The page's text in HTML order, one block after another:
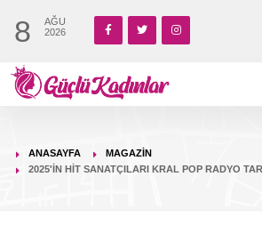
8
AĞU
2026
ANASAYFA
MAGAZIN
2025'IN HIT SANATÇILARI KRAL POP RADYO